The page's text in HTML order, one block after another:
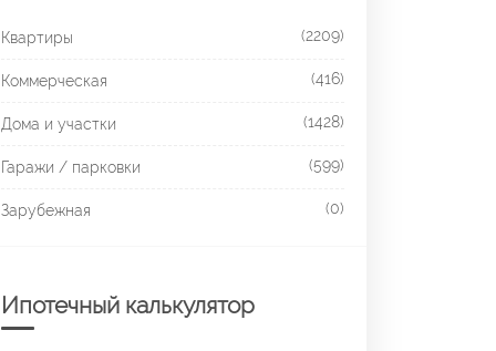
Квартиры (2209)
Коммерческая (416)
Дома и участки (1428)
Гаражи / парковки (599)
Зарубежная (0)
Ипотечный калькулятор